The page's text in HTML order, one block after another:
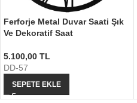
Ferforje Metal Duvar Saati Şık
Ve Dekoratif Saat
5.100,00 TL
DD-57
SEPETE EKLE